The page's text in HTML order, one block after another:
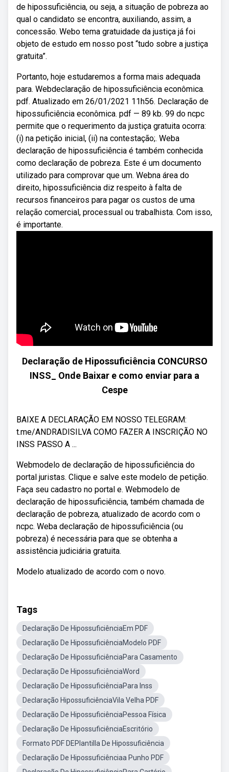
de hipossuficiência, ou seja, a situação de pobreza ao
qual o candidato se encontra, auxiliando, assim, a
concessão. Webo tema gratuidade da justiça já foi
objeto de estudo em nosso post “tudo sobre a justiça
gratuita”.
Portanto, hoje estudaremos a forma mais adequada
para. Webdeclaração de hipossuficiência econômica.
pdf. Atualizado em 26/01/2021 11h56. Declaração de
hipossuficiência econômica. pdf — 89 kb. 99 do ncpc
permite que o requerimento da justiça gratuita ocorra:
(i) na petição inicial, (ii) na contestação;. Weba
declaração de hipossuficiência é também conhecida
como declaração de pobreza. Este é um documento
utilizado para comprovar que um. Webna área do
direito, hipossuficiência diz respeito à falta de
recursos financeiros para pagar os custos de uma
relação comercial, processual ou trabalhista. Com isso,
é importante.
Declaração de Hipossuficiência CONCURSO
INSS_ Onde Baixar e como enviar para a
Cespe
BAIXE A DECLARAÇÃO EM NOSSO TELEGRAM:
t.me/ANDRADISILVA COMO FAZER A INSCRIÇÃO NO
INSS PASSO A ...
Webmodelo de declaração de hipossuficiência do
portal juristas. Clique e salve este modelo de petição.
Faça seu cadastro no portal e. Webmodelo de
declaração de hipossuficiência, também chamada de
declaração de pobreza, atualizado de acordo com o
ncpc. Weba declaração de hipossuficiência (ou
pobreza) é necessária para que se obtenha a
assistência judiciária gratuita.
Modelo atualizado de acordo com o novo.
Tags
Declaração De HipossuficiênciaEm PDF
Declaração De HipossuficiênciaModelo PDF
Declaração De HipossuficiênciaPara Casamento
Declaração De HipossuficiênciaWord
Declaração De HipossuficiênciaPara Inss
Declaração HipossuficiênciaVila Velha PDF
Declaração De HipossuficiênciaPessoa Física
Declaração De HipossuficiênciaEscritório
Formato PDF DEPlantilla De Hipossuficiência
Declaração De Hipossuficiênciaa Punho PDF